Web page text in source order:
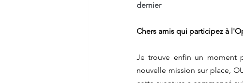
dernier
Chers amis qui participez à
Je trouve enfin un moment
nouvelle mission sur place,